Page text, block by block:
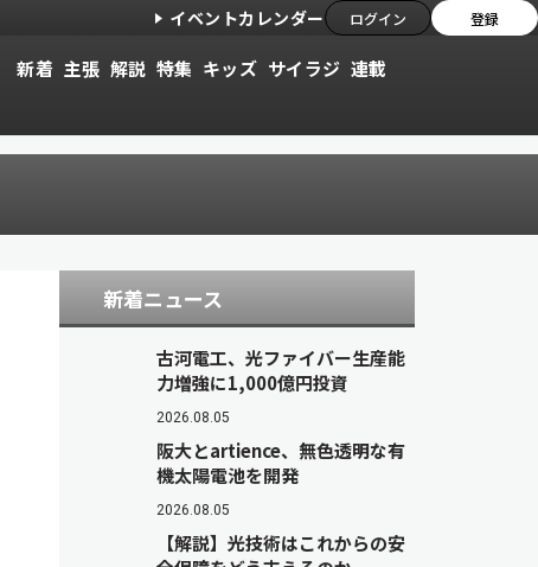
イベントカレンダー ログイン 登録
新着 主張 解説 特集 キッズ サイラジ 連載
新着ニュース
古河電工、光ファイバー生産能
力増強に1,000億円投資
2026.08.05
阪大とartience、無色透明な有
機太陽電池を開発
2026.08.05
【解説】光技術はこれからの安